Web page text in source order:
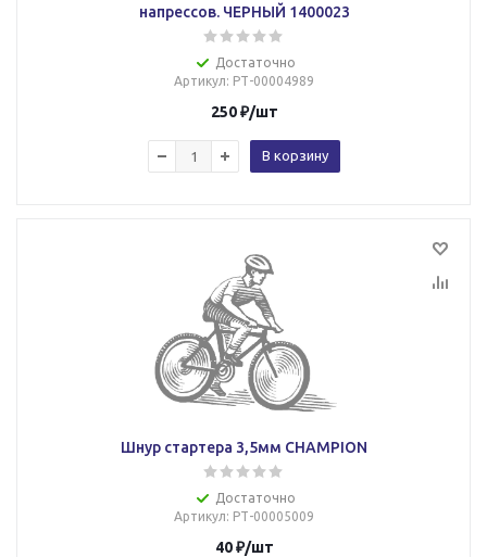
напрессов. ЧЕРНЫЙ 1400023
Достаточно
Артикул: РТ-00004989
250₽/шт
В корзину
Шнур стартера 3,5мм CHAMPION
Достаточно
Артикул: РТ-00005009
40₽/шт